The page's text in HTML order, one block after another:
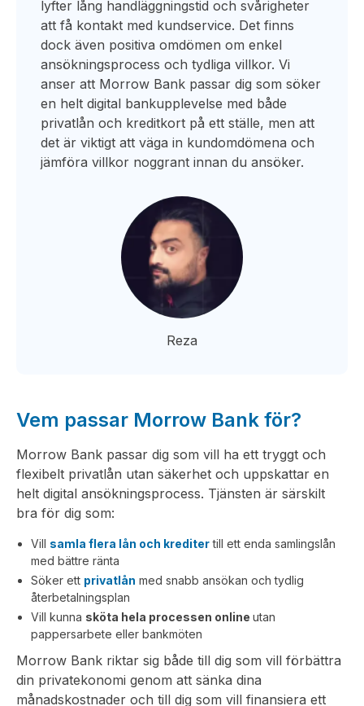
lyfter lång handläggningstid och svårigheter
att få kontakt med kundservice. Det finns
dock även positiva omdömen om enkel
ansökningsprocess och tydliga villkor. Vi
anser att Morrow Bank passar dig som söker
en helt digital bankupplevelse med både
privatlån och kreditkort på ett ställe, men att
det är viktigt att väga in kundomdömena och
jämföra villkor noggrant innan du ansöker.
Reza
Vem passar Morrow Bank för?
Morrow Bank passar dig som vill ha ett tryggt och
flexibelt privatlån utan säkerhet och uppskattar en
helt digital ansökningsprocess. Tjänsten är särskilt
bra för dig som:
Vill samla flera lån och kreditertill ett enda samlingslån
med bättre ränta
Söker ett privatlån med snabb ansökan och tydlig
återbetalningsplan
Vill kunna sköta hela processen online utan
pappersarbete eller bankmöten
Morrow Bank riktar sig både till dig som vill förbättra
din privatekonomi genom att sänka dina
månadskostnader och till dig som vill finansiera ett